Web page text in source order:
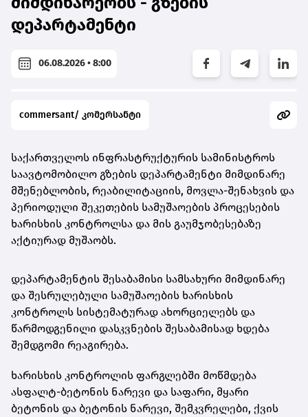
დეპარტამენტი
06.08.2026 • 8:00
commersant/ კომერსანტი
საქართველოს ინფრასტრუქტურის სამინისტროს
საავტომობილო გზების დეპარტამენტი მიმდინარე
მშენებლობის, რეაბილიტაციის, მოვლა-შენახვის და
პერიოდული შეკეთების სამუშაოების პროცესების
ხარისხის კონტროლსა და მის გაუმჯობესებაზე
აქტიურად მუშაობს.
დეპარტამენტის შესაბამისი სამსახური მიმდინარე
და შესრულებული სამუშაოების ხარისხის
კონტროლს სისტემატურად ახორციელებს და
წარმოდგენილი დასკვნების შესაბამისად ხდება
შემდგომი რეაგირება.
ხარისხის კონტროლის ფარგლებში მოწმდება
ასფალტ-ბეტონის ნარევი და საფარი, მყარი
ბეტონის და ბეტონის ნარევი, შემკვრელები, ქვის